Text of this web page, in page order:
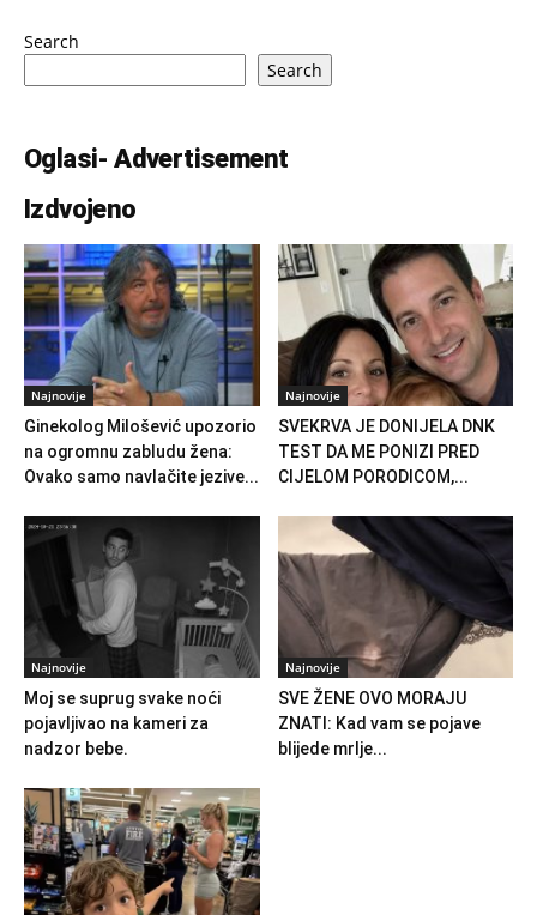
Search
Search
Oglasi- Advertisement
Izdvojeno
Najnovije
Ginekolog Milošević upozorio
na ogromnu zabludu žena:
Ovako samo navlačite jezive...
Najnovije
SVEKRVA JE DONIJELA DNK
TEST DA ME PONIZI PRED
CIJELOM PORODICOM,...
Najnovije
Moj se suprug svake noći
pojavljivao na kameri za
nadzor bebe.
Najnovije
SVE ŽENE OVO MORAJU
ZNATI: Kad vam se pojave
blijede mrlje...